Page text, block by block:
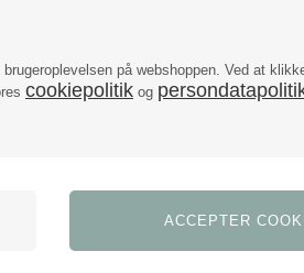
på webshoppen. Ved at
cookiepolitik og
træ 8cm, 100 stk.